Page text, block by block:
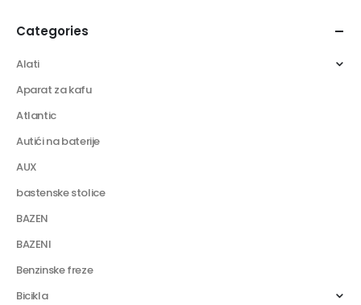
Categories
Alati
Aparat za kafu
Atlantic
Autići na baterije
AUX
bastenske stolice
BAZEN
BAZENI
Benzinske freze
Bicikla